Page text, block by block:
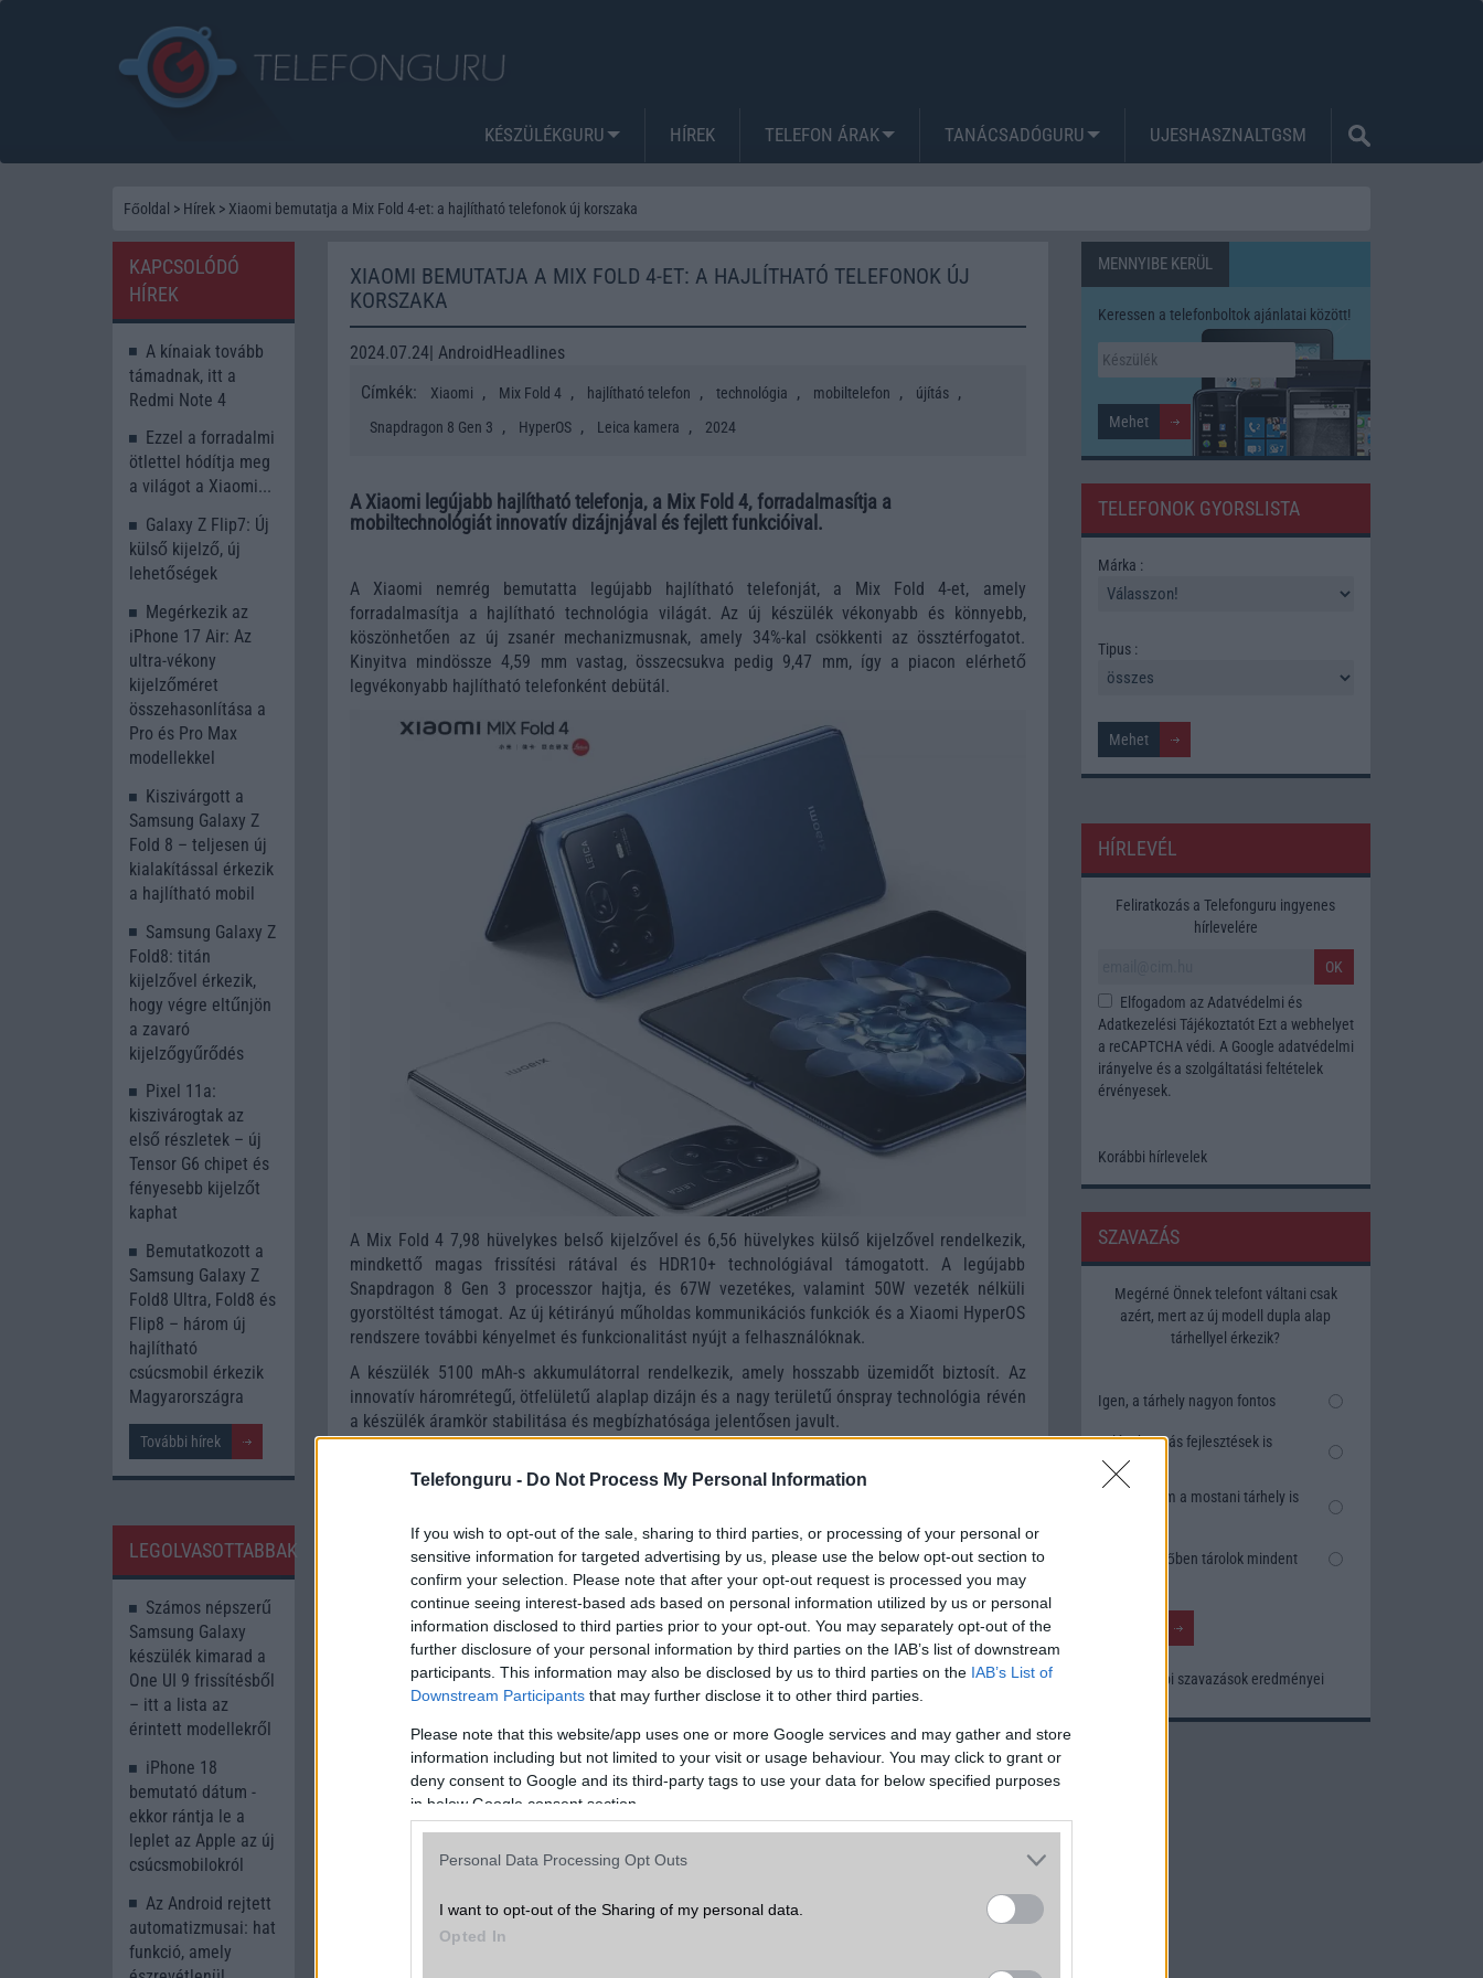
Telefonguru - Do Not Process My Personal Information
If you wish to opt-out of the sale, sharing to third parties, or processing of your personal or
sensitive information for targeted advertising by us, please use the below opt-out section to
confirm your selection. Please note that after your opt-out request is processed you may
continue seeing interest-based ads based on personal information utilized by us or personal
information disclosed to third parties prior to your opt-out. You may separately opt-out of the
further disclosure of your personal information by third parties on the IAB’s list of downstream
participants. This information may also be disclosed by us to third parties on the IAB’s List of
Downstream Participants that may further disclose it to other third parties.
Please note that this website/app uses one or more Google services and may gather and store
information including but not limited to your visit or usage behaviour. You may click to grant or
deny consent to Google and its third-party tags to use your data for below specified purposes
in below Google consent section.
Personal Data Processing Opt Outs
I want to opt-out of the Sharing of my personal data.
Opted In
KÉSZÜLÉKGURU HÍREK TELEFON ÁRAK TANÁCSADÓGURU UJESHASZNALTGSM
Főoldal > Hírek > Xiaomi bemutatja a Mix Fold 4-et: a hajlítható telefonok új korszaka
XIAOMI BEMUTATJA A MIX FOLD 4-ET: A HAJLÍTHATÓ TELEFONOK ÚJ
KORSZAKA
2024.07.24| AndroidHeadlines
Címkék:
Xiaomi , Mix Fold 4 , hajlítható telefon , technológia , mobiltelefon , újítás ,
Snapdragon 8 Gen 3 , HyperOS , Leica kamera , 2024
A Xiaomi legújabb hajlítható telefonja, a Mix Fold 4, forradalmasítja a
mobiltechnológiát innovatív dizájnjával és fejlett funkcióival.
A Xiaomi nemrég bemutatta legújabb hajlítható telefonját, a Mix Fold 4-et, amely
forradalmasítja a hajlítható technológia világát. Az új készülék vékonyabb és könnyebb,
köszönhetően az új zsanér mechanizmusnak, amely 34%-kal csökkenti az össztérfogatot.
Kinyitva mindössze 4,59 mm vastag, összecsukva pedig 9,47 mm, így a piacon elérhető
legvékonyabb hajlítható telefonként debütál.
A Mix Fold 4 7,98 hüvelykes belső kijelzővel és 6,56 hüvelykes külső kijelzővel rendelkezik,
mindkettő magas frissítési rátával és HDR10+ technológiával támogatott. A legújabb
Snapdragon 8 Gen 3 processzor hajtja, és 67W vezetékes, valamint 50W vezeték nélküli
gyorstöltést támogat. Az új kétirányú műholdas kommunikációs funkciók és a Xiaomi HyperOS
rendszere további kényelmet és funkcionalitást nyújt a felhasználóknak.
A készülék 5100 mAh-s akkumulátorral rendelkezik, amely hosszabb üzemidőt biztosít. Az
innovatív háromrétegű, ötfelületű alaplap dizájn és a nagy területű ónspray technológia révén
a készülék áramkör stabilitása és megbízhatósága jelentősen javult.
Böngésszen tovább legfrissebb híreink között!
A Mix Fold 4 Leica által tervezett négykamerás rendszerrel érkezik, amely egy 50 MP-es fő
kiváló minőségű képeket és videókat biztosítanak, bármilyen körülmények között. A Mix Fold 4
Xiaomi komoly kihívást jelent a piacon már jelenlévő nagy szereplők, mint a Samsung és a
Huawei számára.
A Xiaomi Mix Fold 4 új szintre emeli a hajlítható telefonok piacát. Az új dizájn, a fejlett
KAPCSOLÓDÓ
HÍREK
A kínaiak tovább
támadnak, itt a
Redmi Note 4
Ezzel a forradalmi
ötlettel hódítja meg
a világot a Xiaomi...
Galaxy Z Flip7: Új
külső kijelző, új
lehetőségek
Megérkezik az
iPhone 17 Air: Az
ultra-vékony
kijelzőméret
összehasonlítása a
Pro és Pro Max
modellekkel
Kiszivárgott a
Samsung Galaxy Z
Fold 8 – teljesen új
kialakítással érkezik
a hajlítható mobil
Samsung Galaxy Z
Fold8: titán
kijelzővel érkezik,
hogy végre eltűnjön
a zavaró
kijelzőgyűrődés
Pixel 11a:
kiszivárogtak az
első részletek – új
Tensor G6 chipet és
fényesebb kijelzőt
kaphat
Bemutatkozott a
Samsung Galaxy Z
Fold8 Ultra, Fold8 és
Flip8 – három új
hajlítható
csúcsmobil érkezik
Magyarországra
További hírek
LEGOLVASOTTABBAK
Számos népszerű
Samsung Galaxy
készülék kimarad a
One UI 9 frissítésből
– itt a lista az
érintett modellekről
iPhone 18
bemutató dátum -
ekkor rántja le a
leplet az Apple az új
csúcsmobilokról
Az Android rejtett
automatizmusai: hat
funkció, amely
MENNYIBE KERÜL
Keressen a telefonboltok ajánlatai között!
TELEFONOK GYORSLISTA
Márka :
Tipus :
HÍRLEVÉL
Feliratkozás a Telefonguru ingyenes
hírlevelére
OK
Elfogadom az Adatvédelmi és
Adatkezelési TájékoztatótEzt a webhelyet
a reCAPTCHA védi. A Google adatvédelmi
irányelve és a szolgáltatási feltételek
érvényesek.
Korábbi hírlevelek
SZAVAZÁS
Megérné Önnek telefont váltani csak
azért, mert az új modell dupla alap
tárhellyel érkezik?
Igen, a tárhely nagyon fontos
Talán, ha más fejlesztések is
vannak
Nem, nekem a mostani tárhely is
Inkább felhőben tárolok mindent
Korábbi szavazások eredményei